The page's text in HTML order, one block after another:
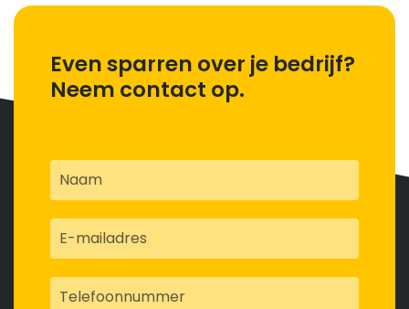
Even sparren over je bedrijf?
Neem contact op.